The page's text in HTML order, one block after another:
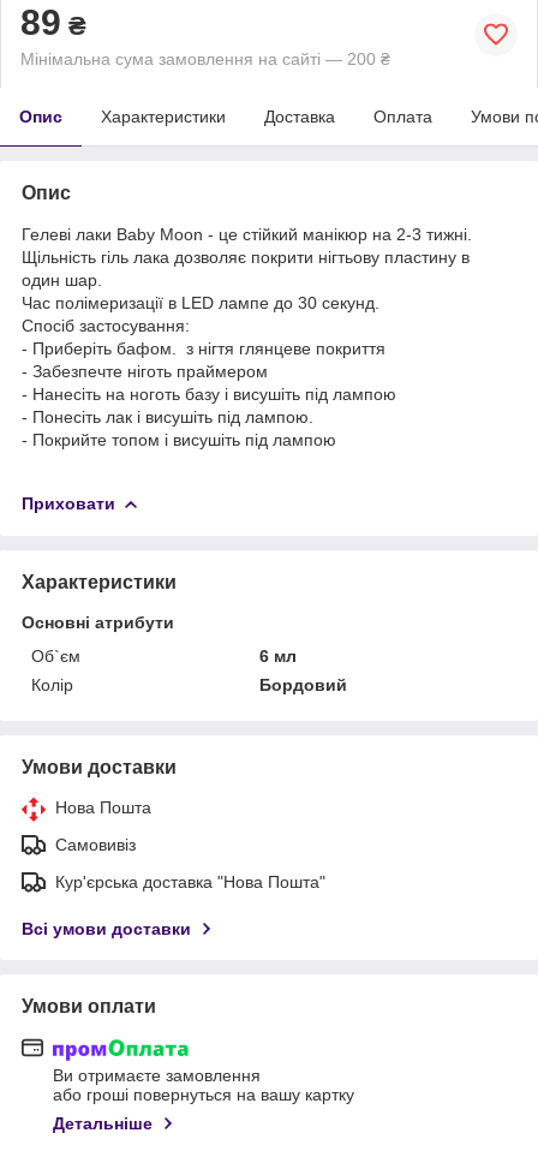
89 ₴
Мінімальна сума замовлення на сайті — 200 ₴
Опис Характеристики Доставка Оплата Умови
Опис
Гелеві лаки Baby Moon - це стійкий манікюр на 2-3 тижні.
Щільність гіль лака дозволяє покрити нігтьову пластину в
один шар.
Час полімеризації в LED лампе до 30 секунд.
Спосіб застосування:
- Приберіть бафом. з нігтя глянцеве покриття
- Забезпечте ніготь праймером
- Нанесіть на ноготь базу і висушіть під лампою
- Понесіть лак і висушіть під лампою.
- Покрийте топом і висушіть під лампою
Приховати
Характеристики
Основні атрибути
Об`єм
6 мл
Колір
Бордовий
Умови доставки
Нова Пошта
Самовивіз
Кур'єрська доставка "Нова Пошта"
Всі умови доставки
Умови оплати
Ви отримаєте замовлення
або гроші повернуться на вашу картку
Детальніше